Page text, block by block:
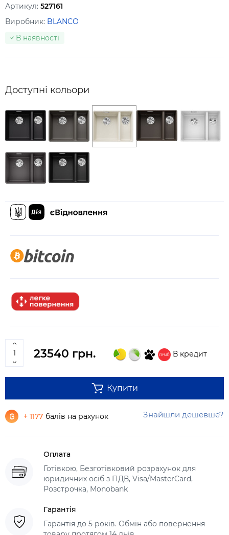
Артикул: 527161
Виробник: BLANCO
В наявності
Доступні кольори
23540 грн. В кредит
Купити
+ 1177 балів на рахунок Знайшли дешевше?
Оплата
Готівкою, Безготівковий розрахунок для
юридичних осіб з ПДВ, Visa/MasterCard,
Розстрочка, Monobank
Гарантія
Гарантія до 5 років. Обмін або повернення